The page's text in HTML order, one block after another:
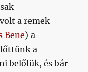
a remek
Bene) a
a
belőlük, és bár